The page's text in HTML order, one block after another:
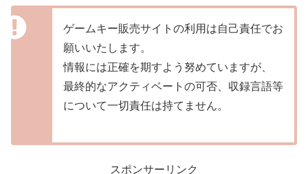
ゲームキー販売サイトの利用は自己責任でお
願いいたします。
情報には正確を期すよう努めていますが、
最終的なアクティベートの可否、収録言語等
について一切責任は持てません。
スポンサーリンク